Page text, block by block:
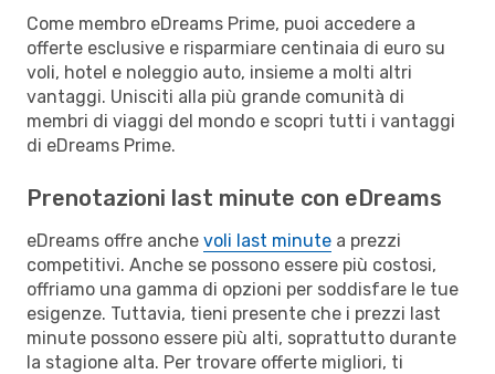
Come membro eDreams Prime, puoi accedere a
offerte esclusive e risparmiare centinaia di euro su
voli, hotel e noleggio auto, insieme a molti altri
vantaggi. Unisciti alla più grande comunità di
membri di viaggi del mondo e scopri tutti i vantaggi
di eDreams Prime.
Prenotazioni last minute con eDreams
eDreams offre anche voli last minute a prezzi
competitivi. Anche se possono essere più costosi,
offriamo una gamma di opzioni per soddisfare le tue
esigenze. Tuttavia, tieni presente che i prezzi last
minute possono essere più alti, soprattutto durante
la stagione alta. Per trovare offerte migliori, ti